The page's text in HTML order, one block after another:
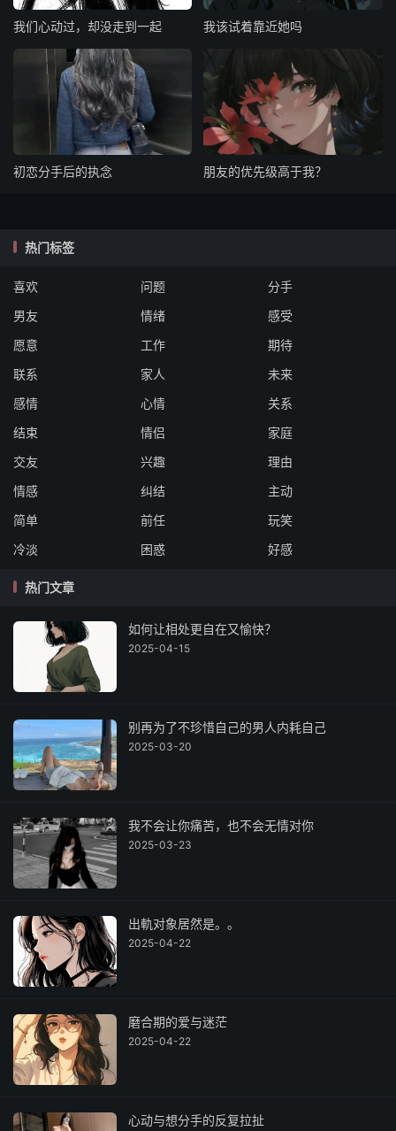
我们心动过，却没走到一起 我该试着靠近她吗
初恋分手后的执念 朋友的优先级高于我？
热门标签
喜欢 问题
分手
男友
情绪
感受
愿意
工作
期待
联系
家人
未来
感情
心情
关系
结束
情侣
家庭
交友
兴趣
理由
情感
纠结
主动
简单
前任
玩笑
冷淡
困惑 好感
热门文章
如何让相处更自在又愉快？
2025-04-15
别再为了不珍惜自己的男人内耗自己
2025-03-20
我不会让你痛苦，也不会无情对你
2025-03-23
出軌对象居然是。。
2025-04-22
磨合期的爱与迷茫
2025-04-22
心动与想分手的反复拉扯